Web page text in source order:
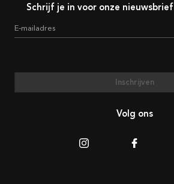
Schrijf je in voor onze nieuwsbrief
E-mailadres
Inschrijven
Volg ons